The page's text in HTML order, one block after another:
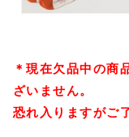
＊現在欠品中の商
ざいません。
恐れ入りますがご